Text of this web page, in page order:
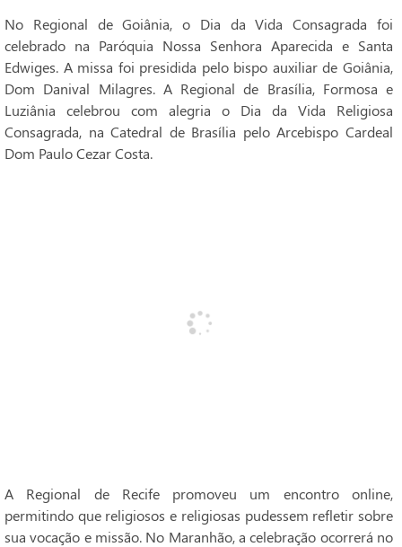
No Regional de Goiânia, o Dia da Vida Consagrada foi
celebrado na Paróquia Nossa Senhora Aparecida e Santa
Edwiges. A missa foi presidida pelo bispo auxiliar de Goiânia,
Dom Danival Milagres. A Regional de Brasília, Formosa e
Luziânia celebrou com alegria o Dia da Vida Religiosa
Consagrada, na Catedral de Brasília pelo Arcebispo Cardeal
Dom Paulo Cezar Costa.
A Regional de Recife promoveu um encontro online,
permitindo que religiosos e religiosas pudessem refletir sobre
sua vocação e missão. No Maranhão, a celebração ocorrerá no